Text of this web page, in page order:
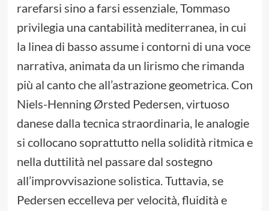
rarefarsi sino a farsi essenziale, Tommaso
privilegia una cantabilità mediterranea, in cui
la linea di basso assume i contorni di una voce
narrativa, animata da un lirismo che rimanda
più al canto che all’astrazione geometrica. Con
Niels-Henning Ørsted Pedersen, virtuoso
danese dalla tecnica straordinaria, le analogie
si collocano soprattutto nella solidità ritmica e
nella duttilità nel passare dal sostegno
all’improvvisazione solistica. Tuttavia, se
Pedersen eccelleva per velocità, fluidità e